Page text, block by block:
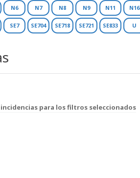
N6 N7 N8 N9 N11 N16
SE7 SE704 SE718 SE721 SE833 U
para los filtros seleccionados